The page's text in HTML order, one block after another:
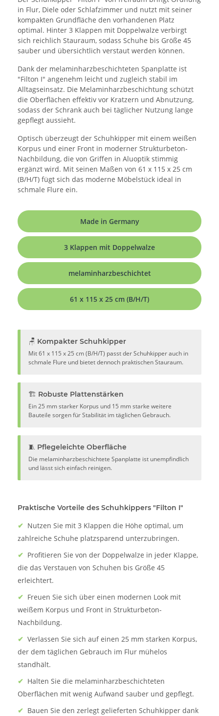
in Flur, Diele oder Schlafzimmer und nutzt mit seiner
kompakten Grundfläche den vorhandenen Platz
optimal. Hinter 3 Klappen mit Doppelwalze verbirgt
sich reichlich Stauraum, sodass Schuhe bis Größe 45
sauber und übersichtlich verstaut werden können.
Dank der melaminharzbeschichteten Spanplatte ist
"Filton I" angenehm leicht und zugleich stabil im
Alltagseinsatz. Die Melaminharzbeschichtung schützt
die Oberflächen effektiv vor Kratzern und Abnutzung,
sodass der Schrank auch bei täglicher Nutzung lange
gepflegt aussieht.
Optisch überzeugt der Schuhkipper mit einem weißen
Korpus und einer Front in moderner Strukturbeton-
Nachbildung, die von Griffen in Aluoptik stimmig
ergänzt wird. Mit seinen Maßen von 61 x 115 x 25 cm
(B/H/T) fügt sich das moderne Möbelstück ideal in
schmale Flure ein.
Made in Germany
3 Klappen mit Doppelwalze
melaminharzbeschichtet
61 x 115 x 25 cm (B/H/T)
🪑 Kompakter Schuhkipper
Mit 61 x 115 x 25 cm (B/H/T) passt der Schuhkipper auch in
schmale Flure und bietet dennoch praktischen Stauraum.
🏗️ Robuste Plattenstärken
Ein 25 mm starker Korpus und 15 mm starke weitere
Bauteile sorgen für Stabilität im täglichen Gebrauch.
🧵 Pflegeleichte Oberfläche
Die melaminharzbeschichtete Spanplatte ist unempfindlich
und lässt sich einfach reinigen.
Praktische Vorteile des Schuhkippers "Filton I"
✔ Nutzen Sie mit 3 Klappen die Höhe optimal, um
zahlreiche Schuhe platzsparend unterzubringen.
✔ Profitieren Sie von der Doppelwalze in jeder Klappe,
die das Verstauen von Schuhen bis Größe 45
erleichtert.
✔ Freuen Sie sich über einen modernen Look mit
weißem Korpus und Front in Strukturbeton-
Nachbildung.
✔ Verlassen Sie sich auf einen 25 mm starken Korpus,
der dem täglichen Gebrauch im Flur mühelos
standhält.
✔ Halten Sie die melaminharzbeschichteten
Oberflächen mit wenig Aufwand sauber und gepflegt.
✔ Bauen Sie den zerlegt gelieferten Schuhkipper dank